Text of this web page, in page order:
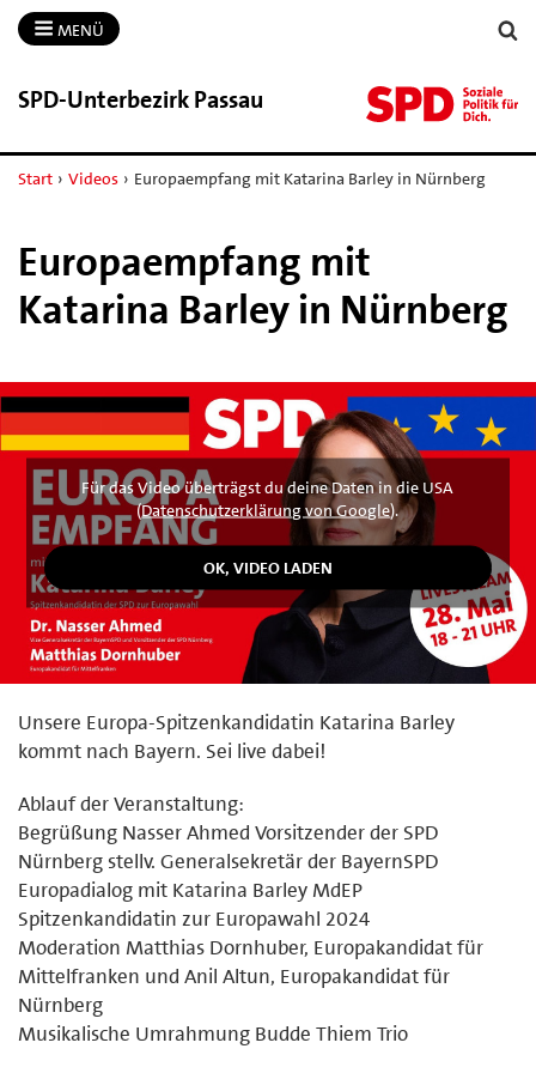
MENÜ
SPD-​Unterbezirk Passau
Start › Videos › Europaempfang mit Katarina Barley in Nürnberg
Europaempfang mit
Katarina Barley in Nürnberg
Für das Video überträgst du deine Daten in die USA
(Datenschutzerklärung von Google).
Unsere Europa-Spitzenkandidatin Katarina Barley
kommt nach Bayern. Sei live dabei!
Ablauf der Veranstaltung:
Begrüßung Nasser Ahmed Vorsitzender der SPD
Nürnberg stellv. Generalsekretär der BayernSPD
Europadialog mit Katarina Barley MdEP
Spitzenkandidatin zur Europawahl 2024
Moderation Matthias Dornhuber, Europakandidat für
Mittelfranken und Anil Altun, Europakandidat für
Nürnberg
Musikalische Umrahmung Budde Thiem Trio